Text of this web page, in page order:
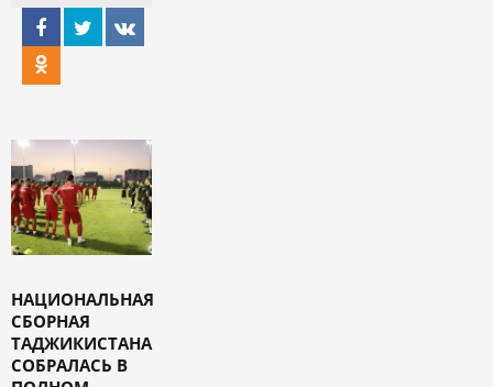
НАЦИОНАЛЬНАЯ
СБОРНАЯ
ТАДЖИКИСТАНА
СОБРАЛАСЬ В